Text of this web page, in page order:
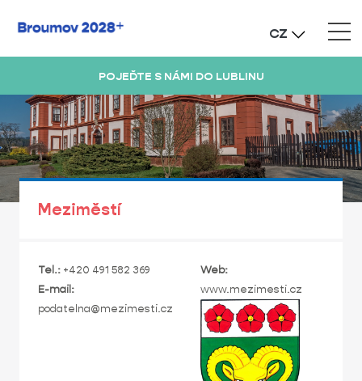
CZ
POJEĎTE S NÁMI DO LUBLINU
Meziměstí
Tel.: +420 491 582 369
E-mail:
podatelna@mezimesti.cz
Web:
www.mezimesti.cz